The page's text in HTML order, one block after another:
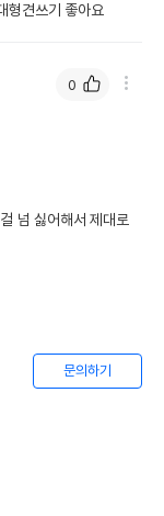
형견쓰기 좋아요
넘 싫어해서 제대로
0
문의하기